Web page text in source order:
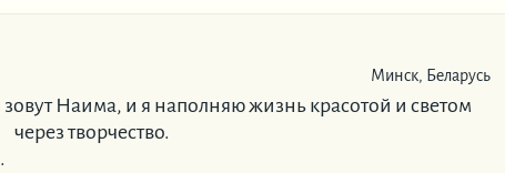
Минск, Беларусь
Наима, и я наполняю жизнь красотой и светом
через творчество.